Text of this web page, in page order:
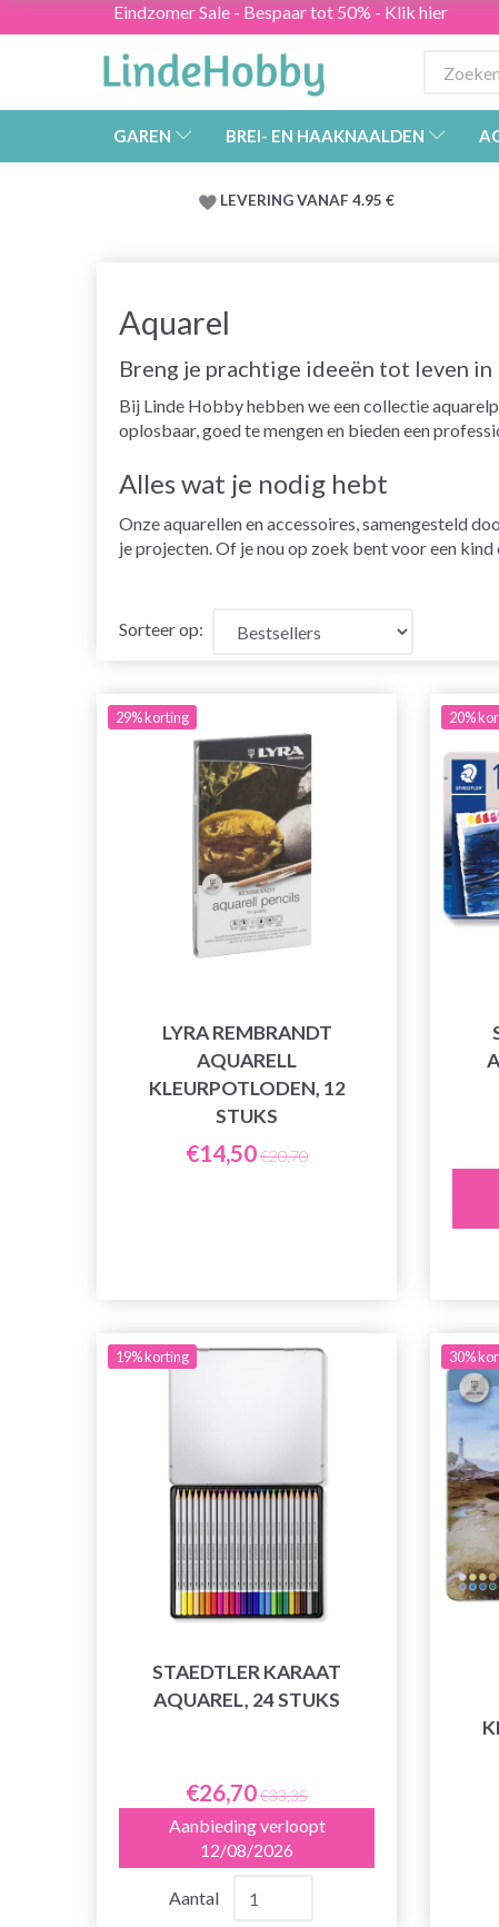
Eindzomer Sale - Bespaar tot 50% - Klik hier
GAREN BREI- EN HAAKNAALDEN
LEVERING VANAF 4.95 €
Aquarel
Breng je prachtige ideeën tot leven
Bij Linde Hobby hebben we een collectie
oplosbaar, goed te mengen en bieden een
Alles wat je nodig hebt
Onze aquarellen en accessoires, samengesteld
je projecten. Of je nou op zoek bent voor een
Sorteer op:
29% korting
LYRA REMBRANDT
AQUARELL
KLEURPOTLODEN, 12
STUKS
€14,50€20,70
20%
19% korting
STAEDTLER KARAAT
AQUAREL, 24 STUKS
€26,70€33,35
Aanbieding verloopt
12/08/2026
Aantal
30%